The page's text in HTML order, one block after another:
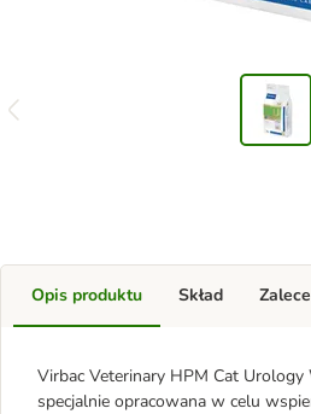
Opis produktu
Virbac Veterinary HPM Cat Urology
specjalnie opracowana w celu
Skład